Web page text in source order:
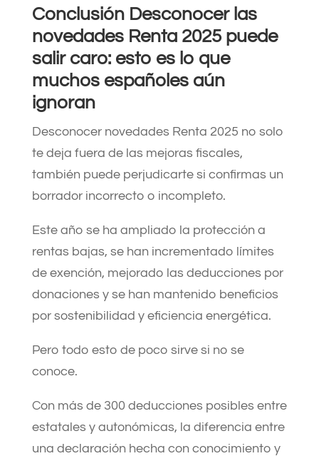
Conclusión Desconocer las
novedades Renta 2025 puede
salir caro: esto es lo que
muchos españoles aún
ignoran
Desconocer novedades Renta 2025 no solo
te deja fuera de las mejoras fiscales,
también puede perjudicarte si confirmas un
borrador incorrecto o incompleto.
Este año se ha ampliado la protección a
rentas bajas, se han incrementado límites
de exención, mejorado las deducciones por
donaciones y se han mantenido beneficios
por sostenibilidad y eficiencia energética.
Pero todo esto de poco sirve si no se
conoce.
Con más de 300 deducciones posibles entre
estatales y autonómicas, la diferencia entre
una declaración hecha con conocimiento y